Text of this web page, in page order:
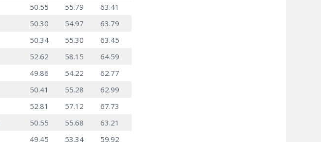
50.55 55.79
63.41
50.30 54.97
63.79
50.34 55.30
63.45
52.62 58.15
64.59
49.86 54.22
62.77
50.41 55.28
62.99
52.81 57.12
67.73
50.55 55.68
63.21
49.45 53.34 59.92